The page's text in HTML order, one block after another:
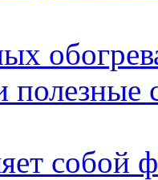
полезные
собой